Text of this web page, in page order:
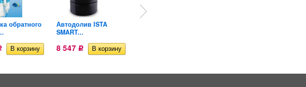
обратного
Автодолив ISTA
SMART...
8 547 Р